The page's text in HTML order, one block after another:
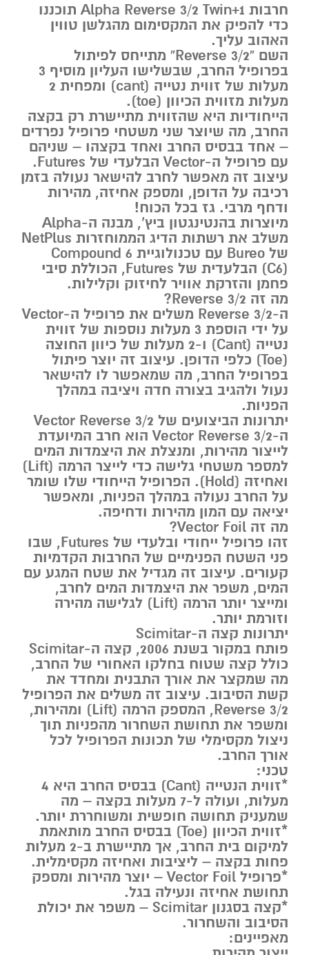
חרבות Alpha Reverse 3/2 Twin+1 תוכננו
כדי להפיק את המקסימום מהגלשן טווין
האהוב עליך.
השם “Reverse 3/2” מתייחס לפיתול
בפרופיל החרב, שבשלישו העליון מוסיף 3
מעלות של זווית נטייה (cant) ומפחית 2
מעלות מזווית הכיוון (toe).
הייחודיות היא שהזווית מתיישרת רק בקצה
החרב, מה שיוצר שני משטחי פרופיל נפרדים
– אחד בבסיס החרב ואחד בקצהו – שניהם
עם פרופיל ה-Vector הבלעדי של Futures.
עיצוב זה מאפשר לחרב להישאר נעולה בזמן
רכיבה על הדופן, ומספק אחיזה, מהירות
ודחף מרבי. גז בכל הכוח!
מיוצרות בהנטינגטון ביץ’, מבנה ה-Alpha
משלב את רשתות הדיג הממוחזרות NetPlus
של Bureo עם טכנולוגיית Compound 6
(C6) הבלעדית של Futures, הכוללת סיבי
פחמן והזרקת אוויר לחיזוק וקלילות.
מה זה 3/2 Reverse?
ה-3/2 Reverse משלים את פרופיל ה-Vector
על ידי הוספת 3 מעלות נוספות של זווית
נטייה (Cant) ו-2 מעלות של כיוון החוצה
(Toe) כלפי הדופן. עיצוב זה יוצר פיתול
בפרופיל החרב, מה שמאפשר לו להישאר
נעול ולהגיב בצורה חדה ויציבה במהלך
הפניות.
יתרונות הביצועים של Vector Reverse 3/2
ה-Vector Reverse 3/2 הוא חרב המיועדת
לייצור מהירות, ומנצלת את היצמדות המים
למספר משטחי גלישה כדי לייצר הרמה (Lift)
ואחיזה (Hold). הפרופיל הייחודי שלו שומר
על החרב נעולה במהלך הפניות, ומאפשר
יציאה עם המון מהירות ודחיפה.
מה זה Vector Foil?
זהו פרופיל ייחודי ובלעדי של Futures, שבו
פני השטח הפנימיים של החרבות הקדמיות
קעורים. עיצוב זה מגדיל את שטח המגע עם
המים, משפר את היצמדות המים לחרב,
ומייצר יותר הרמה (Lift) לגלישה מהירה
וזורמת יותר.
יתרונות קצה ה-Scimitar
פותח במקור בשנת 2006, קצה ה-Scimitar
כולל קצה שטוח בחלקו האחורי של החרב,
מה שמקצר את אורך התבנית ומחדד את
קשת הסיבוב. עיצוב זה משלים את הפרופיל
Reverse 3/2, המספק הרמה (Lift) ומהירות,
ומשפר את תחושת השחרור מהפניות תוך
ניצול מקסימלי של תכונות הפרופיל לכל
אורך החרב.
טכני:
*זווית הנטייה (Cant) בבסיס החרב היא 4
מעלות, ועולה ל-7 מעלות בקצה – מה
שמעניק תחושה חופשית ומשוחררת יותר.
*זווית הכיוון (Toe) בבסיס החרב מותאמת
למיקום בית החרב, אך מתיישרת ב-2 מעלות
פחות בקצה – ליציבות ואחיזה מקסימלית.
*פרופיל Vector Foil – יוצר מהירות ומספק
תחושת אחיזה ונעילה בגל.
*קצה בסגנון Scimitar – משפר את יכולת
הסיבוב והשחרור.
מאפיינים: